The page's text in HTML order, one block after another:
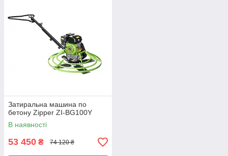
Затиральна машина по
бетону Zipper ZI-BG100Y
В наявності
53 450 ₴ 74 120 ₴